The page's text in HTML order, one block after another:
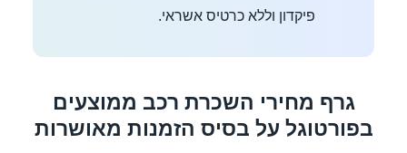
פיקדון וללא כרטיס אשראי.
גרף מחירי השכרת רכב ממוצעים
בפורטוגל על בסיס הזמנות מאושרות